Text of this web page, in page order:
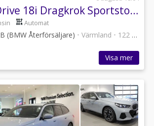
BMW X1 sDrive 18i Dragkrok Sportstolar
Automat
(BMW Återförsäljare) • Värmland • 122 annonser
Visa mer